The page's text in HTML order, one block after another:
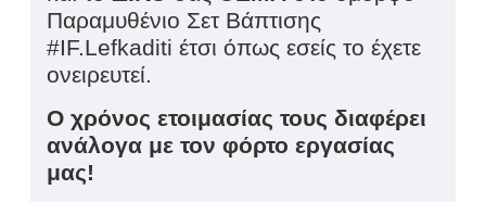
Παραμυθένιο Σετ Βάπτισης
#IF.Lefkaditi έτσι όπως εσείς το έχετε
ονειρευτεί.
Ο χρόνος ετοιμασίας τους διαφέρει
ανάλογα με τον φόρτο εργασίας
μας!